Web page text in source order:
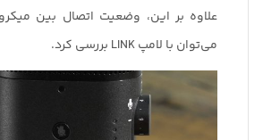
علاوه بر این، وضعیت اتصال بین
می‌توان با لامپ LINK بررسی کرد.